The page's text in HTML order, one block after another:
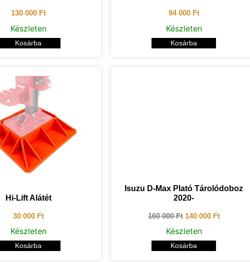
130 000 Ft
Készleten
Kosárba
94 000 Ft
Készleten
Kosárba
Hi-Lift Alátét
30 000 Ft
Készleten
Kosárba
Isuzu D-Max Plató Tárolódoboz
2020-
160 000Ft 140 000 Ft
Készleten
Kosárba